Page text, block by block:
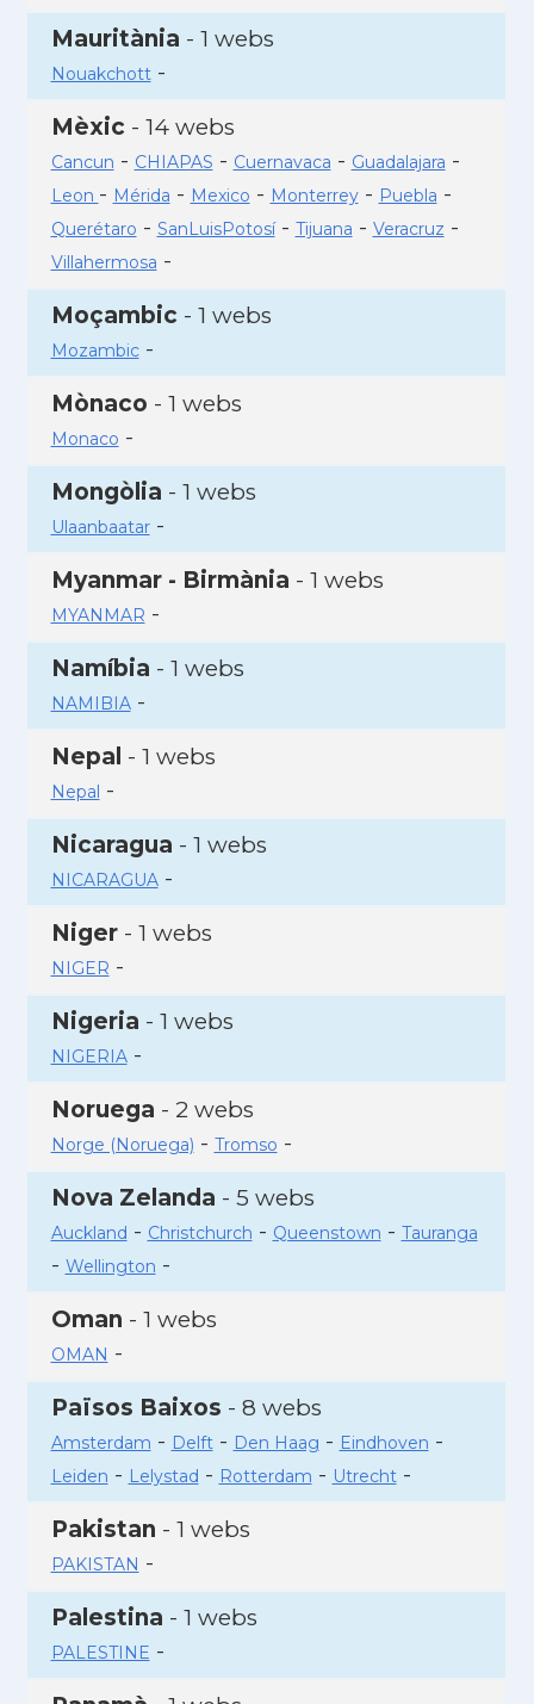
Mauritània - 1 webs
Nouakchott-
Mèxic - 14 webs
Cancun - CHIAPAS - Cuernavaca - Guadalajara -
Leon - Mérida - Mexico - Monterrey- Puebla -
Querétaro - SanLuisPotosí- Tijuana - Veracruz -
Villahermosa -
Moçambic - 1 webs
Mozambic-
Mònaco - 1 webs
Monaco -
Mongòlia - 1 webs
Ulaanbaatar-
Myanmar - Birmània - 1 webs
MYANMAR -
Namíbia - 1 webs
NAMIBIA-
Nepal - 1 webs
Nepal -
Nicaragua - 1 webs
NICARAGUA-
Niger- 1 webs
NIGER -
Nigeria - 1 webs
NIGERIA-
Noruega - 2 webs
Norge (Noruega) - Tromso -
Nova Zelanda - 5 webs
Auckland - Christchurch - Queenstown - Tauranga
- Wellington -
Oman - 1 webs
OMAN -
Països Baixos - 8 webs
Amsterdam - Delft- Den Haag - Eindhoven -
Leiden - Lelystad - Rotterdam - Utrecht-
Pakistan - 1 webs
PAKISTAN -
Palestina - 1 webs
PALESTINE -